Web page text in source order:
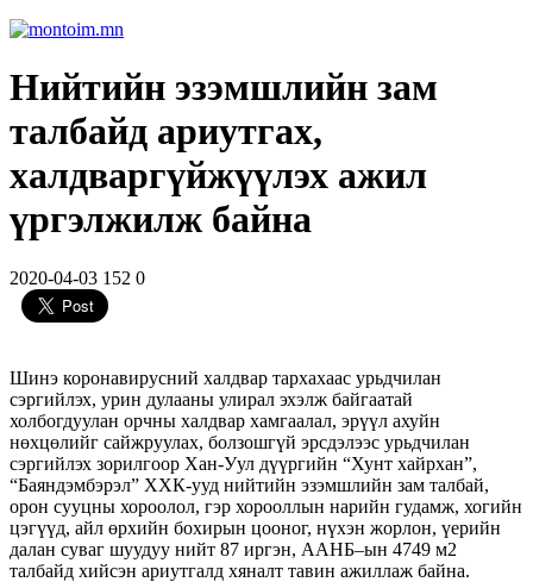
Нийтийн эзэмшлийн зам
талбайд ариутгах,
халдваргүйжүүлэх ажил
үргэлжилж байна
2020-04-03 152 0
Шинэ коронавирусний халдвар тархахаас урьдчилан
сэргийлэх, урин дулааны улирал эхэлж байгаатай
холбогдуулан орчны халдвар хамгаалал, эрүүл ахуйн
нөхцөлийг сайжруулах, болзошгүй эрсдэлээс урьдчилан
сэргийлэх зорилгоор Хан-Уул дүүргийн “Хунт хайрхан”,
“Баяндэмбэрэл” ХХК-ууд нийтийн эзэмшлийн зам талбай,
орон сууцны хороолол, гэр хорооллын нарийн гудамж, хогийн
цэгүүд, айл өрхийн бохирын цооног, нүхэн жорлон, үерийн
далан суваг шуудуу нийт 87 иргэн, ААНБ–ын 4749 м2
талбайд хийсэн ариутгалд хяналт тавин ажиллаж байна.